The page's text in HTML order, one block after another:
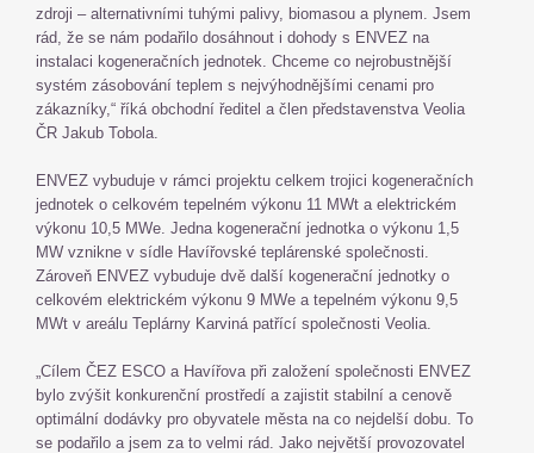
zdroji – alternativními tuhými palivy, biomasou a plynem. Jsem
rád, že se nám podařilo dosáhnout i dohody s ENVEZ na
instalaci kogeneračních jednotek. Chceme co nejrobustnější
systém zásobování teplem s nejvýhodnějšími cenami pro
zákazníky,“ říká obchodní ředitel a člen představenstva Veolia
ČR Jakub Tobola.
ENVEZ vybuduje v rámci projektu celkem trojici kogeneračních
jednotek o celkovém tepelném výkonu 11 MWt a elektrickém
výkonu 10,5 MWe. Jedna kogenerační jednotka o výkonu 1,5
MW vznikne v sídle Havířovské teplárenské společnosti.
Zároveň ENVEZ vybuduje dvě další kogenerační jednotky o
celkovém elektrickém výkonu 9 MWe a tepelném výkonu 9,5
MWt v areálu Teplárny Karviná patřící společnosti Veolia.
„Cílem ČEZ ESCO a Havířova při založení společnosti ENVEZ
bylo zvýšit konkurenční prostředí a zajistit stabilní a cenově
optimální dodávky pro obyvatele města na co nejdelší dobu. To
se podařilo a jsem za to velmi rád. Jako největší provozovatel